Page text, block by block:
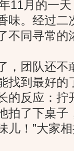
月的一天
味。经过二
不同寻常的
团队还不
找到最好
的反应：
拍了下桌子
儿！”大家